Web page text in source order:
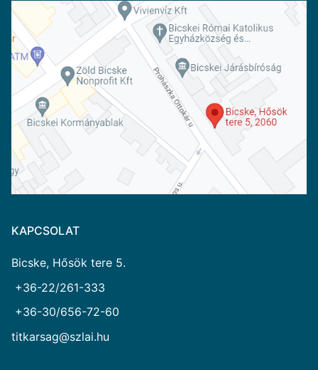
KAPCSOLAT
Bicske, Hősök tere 5.
+36-22/261-333
+36-30/656-72-60
titkarsag@szlai.hu